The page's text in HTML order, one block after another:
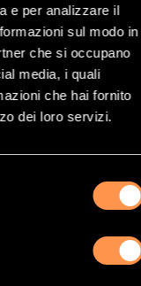
e per analizzare il
sul modo in
che si occupano
media, i quali
che hai fornito
dei loro servizi.